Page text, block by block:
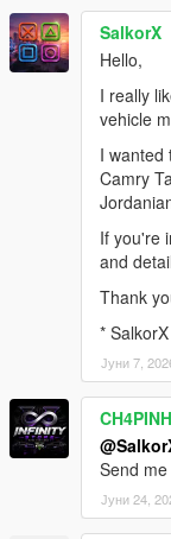
SalkorX
Hello,
I really
vehicle
I wanted
Camry
If you're
and
Thank
* SalkorX
Јуни 7,
Send
Јуни 24,